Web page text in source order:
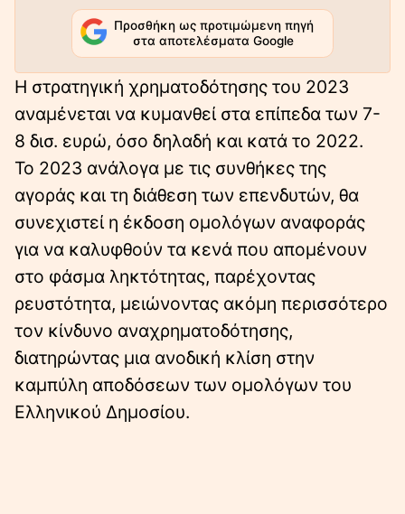
Προσθήκη ως προτιμώμενη πηγή
στα αποτελέσματα Google
Η στρατηγική χρηματοδότησης του 2023
αναμένεται να κυμανθεί στα επίπεδα των 7-
8 δισ. ευρώ, όσο δηλαδή και κατά το 2022.
Το 2023 ανάλογα με τις συνθήκες της
αγοράς και τη διάθεση των επενδυτών, θα
συνεχιστεί η έκδοση ομολόγων αναφοράς
για να καλυφθούν τα κενά που απομένουν
στο φάσμα ληκτότητας, παρέχοντας
ρευστότητα, μειώνοντας ακόμη περισσότερο
τον κίνδυνο αναχρηματοδότησης,
διατηρώντας μια ανοδική κλίση στην
καμπύλη αποδόσεων των ομολόγων του
Ελληνικού Δημοσίου.